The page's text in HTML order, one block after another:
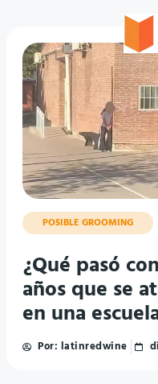
POSIBLE GROOMING
¿Qué pasó
años que se
en una
Por: latinredwine